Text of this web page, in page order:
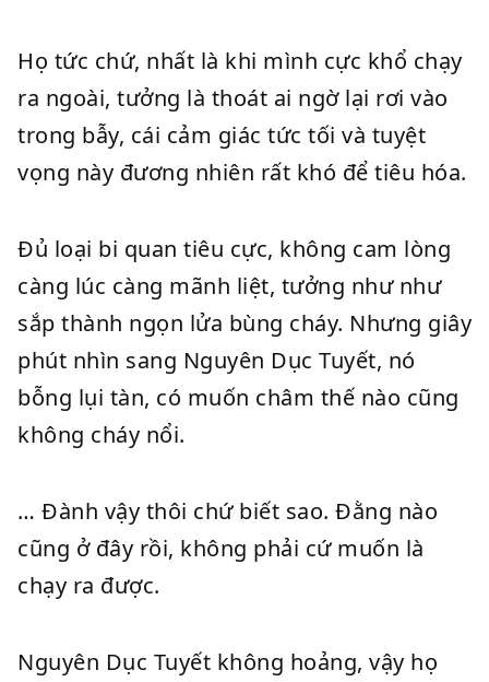
Họ tức chứ, nhất là khi mình cực khổ chạy
ra ngoài, tưởng là thoát ai ngờ lại rơi vào
trong bẫy, cái cảm giác tức tối và tuyệt
vọng này đương nhiên rất khó để tiêu hóa.
Đủ loại bi quan tiêu cực, không cam lòng
càng lúc càng mãnh liệt, tưởng như như
sắp thành ngọn lửa bùng cháy. Nhưng giây
phút nhìn sang Nguyên Dục Tuyết, nó
bỗng lụi tàn, có muốn châm thế nào cũng
không cháy nổi.
… Đành vậy thôi chứ biết sao. Đằng nào
cũng ở đây rồi, không phải cứ muốn là
chạy ra được.
Nguyên Dục Tuyết không hoảng, vậy họ